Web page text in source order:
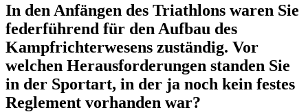
In den Anfängen des Triathlons waren Sie
federführend für den Aufbau des
Kampfrichterwesens zuständig. Vor
welchen Herausforderungen standen Sie
in der Sportart, in der ja noch kein festes
Reglement vorhanden war?